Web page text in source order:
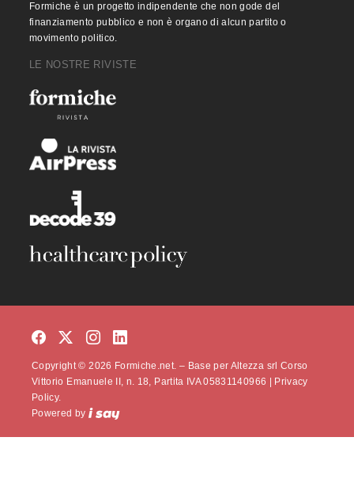
Formiche è un progetto indipendente che non gode del
finanziamento pubblico e non è organo di alcun partito o
movimento politico.
LE NOSTRE RIVISTE
Copyright © 2026 Formiche.net. – Base per Altezza srl Corso
Vittorio Emanuele II, n. 18, Partita IVA 05831140966 |
Privacy
Policy.
Powered by